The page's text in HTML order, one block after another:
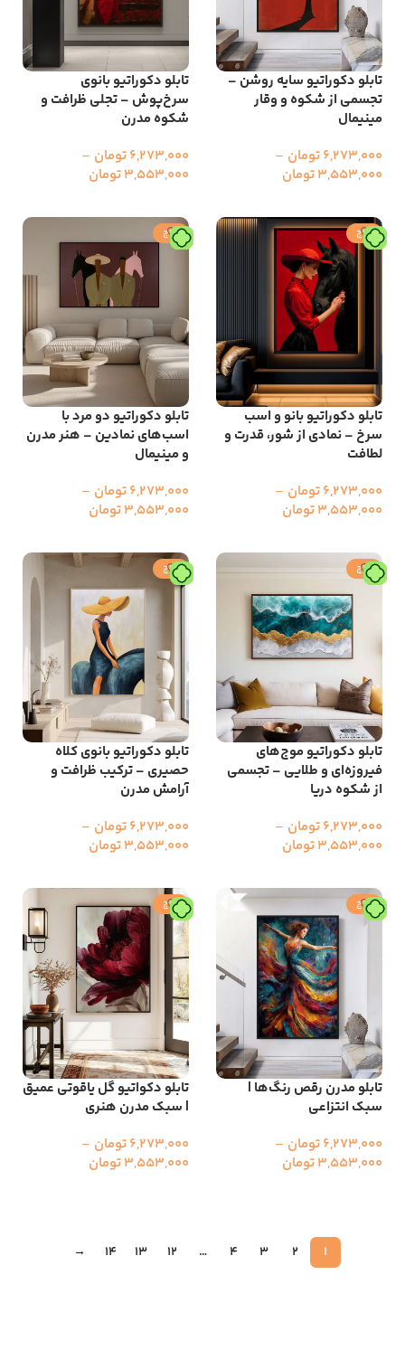
تابلو دکوراتیو سایه روشن –
تجسمی از شکوه و وقار
مینیمال
6,273,000تومان –
3,553,000تومان
تابلو دکوراتیو بانوی
سرخ‌پوش – تجلی ظرافت و
شکوه مدرن
6,273,000تومان –
3,553,000تومان
حراج
تابلو دکوراتیو بانو و اسب
سرخ – نمادی از شور، قدرت و
لطافت
6,273,000تومان –
3,553,000تومان
حراج
تابلو دکوراتیو دو مرد با
اسب‌های نمادین – هنر مدرن
و مینیمال
6,273,000تومان –
3,553,000تومان
حراج
تابلو دکوراتیو موج‌های
فیروزه‌ای و طلایی – تجسمی
از شکوه دریا
6,273,000تومان –
3,553,000تومان
حراج
تابلو دکوراتیو بانوی کلاه‌
حصیری – ترکیب ظرافت و
آرامش مدرن
6,273,000تومان –
3,553,000تومان
حراج
تابلو مدرن رقص رنگ‌ها |
سبک انتزاعی
6,273,000تومان –
3,553,000تومان
حراج
تابلو دکواتیو گل یاقوتی عمیق
| سبک مدرن هنری
6,273,000تومان –
3,553,000تومان
1
2
3
4
…
12
13
14
→